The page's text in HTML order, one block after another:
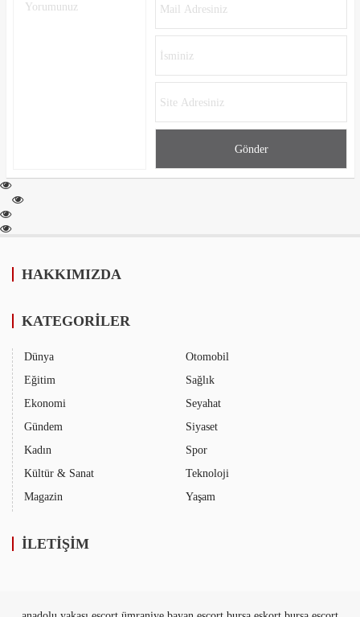
HAKKIMIZDA
KATEGORİLER
Dünya
Eğitim
Ekonomi
Gündem
Kadın
Kültür & Sanat
Magazin
Otomobil
Sağlık
Seyahat
Siyaset
Spor
Teknoloji
Yaşam
İLETİŞİM